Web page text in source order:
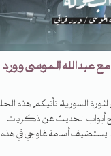
عبدالله الموسى وورد
السورية، تأتيكم هذه
أبواب الحديث عن ذكريات
يستضيف أسامة غاوجي في هذه